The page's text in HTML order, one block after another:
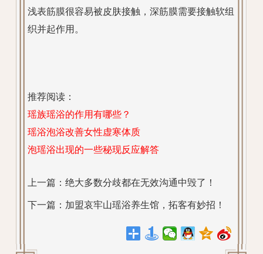
浅表筋膜很容易被皮肤接触，深筋膜需要接触软组
织并起作用。
推荐阅读：
瑶族瑶浴的作用有哪些？
瑶浴泡浴改善女性虚寒体质
泡瑶浴出现的一些秘现反应解答
上一篇：绝大多数分歧都在无效沟通中毁了！
下一篇： 加盟哀牢山瑶浴养生馆，拓客有妙招！